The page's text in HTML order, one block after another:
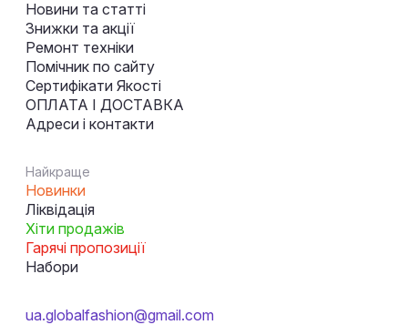
Новини та статті
Знижки та акції
Ремонт техніки
Помічник по сайту
Сертифікати Якості
ОПЛАТА І ДОСТАВКА
Адреси і контакти
Найкраще
Новинки
Ліквідація
Хіти продажів
Гарячі пропозиції
Набори
ua.globalfashion@gmail.com